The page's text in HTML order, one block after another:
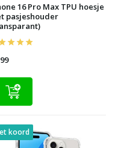
16 Pro Max TPU hoesje
pasjeshouder
koord